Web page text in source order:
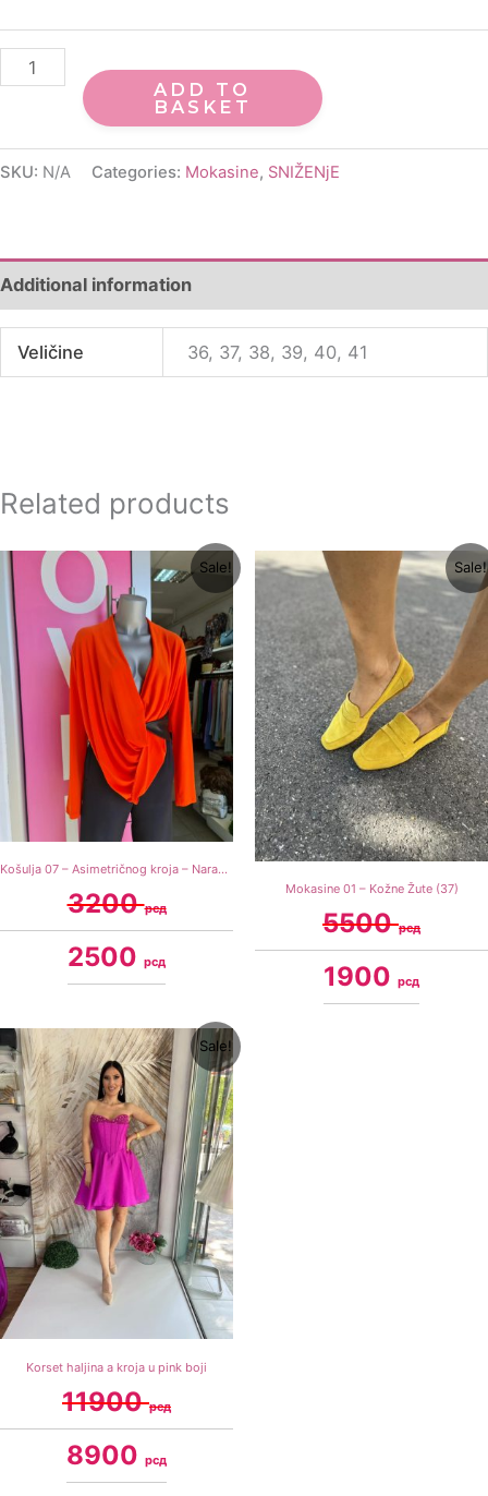
ADD TO
BASKET
SKU: N/A Categories: Mokasine, SNIŽENjE
Additional information
Veličine 36, 37, 38, 39, 40, 41
Related products
Sale!
Košulja 07 – Asimetričnog kroja – Narandžasta (S)
3200рсд
Original
price
was:
3200 рсд.
2500 рсд
Current
price
2500 рсд.
Sale!
Mokasine 01 – Kožne Žute (37)
5500рсд
Original
price
was:
5500 рсд.
1900 рсд
Current
price
is:
1900 рсд.
Sale!
Korset haljina a kroja u pink boji
11900рсд
Original
price
was:
11900 рсд.
8900 рсд
Current
price
is:
8900 рсд.